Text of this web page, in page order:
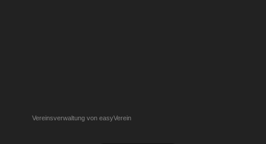
Vereinsverwaltung von easyVerein